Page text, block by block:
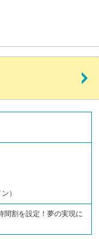
）
間割を設定！夢の実現に